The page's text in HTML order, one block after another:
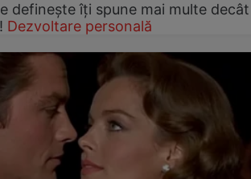
definește îți spune mai multe decât
Dezvoltare personală